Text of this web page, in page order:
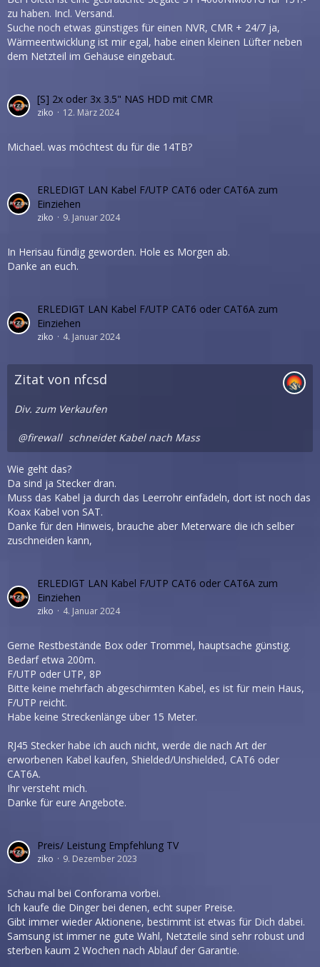
zu haben. Incl. Versand.
Suche noch etwas günstiges für einen NVR, CMR + 24/7 ja,
Wärmeentwicklung ist mir egal, habe einen kleinen Lüfter neben
dem Netzteil im Gehäuse eingebaut.
[S] 2x oder 3x 3.5" NAS HDD mit CMR
ziko 12. März 2024
Michael. was möchtest du für die 14TB?
ERLEDIGT LAN Kabel F/UTP CAT6 oder CAT6A zum
Einziehen
ziko 9. Januar 2024
In Herisau fündig geworden. Hole es Morgen ab.
Danke an euch.
ERLEDIGT LAN Kabel F/UTP CAT6 oder CAT6A zum
Einziehen
ziko 4. Januar 2024
Zitat von nfcsd
Div. zum Verkaufen
firewall schneidet Kabel nach Mass
Wie geht das?
Da sind ja Stecker dran.
Muss das Kabel ja durch das Leerrohr einfädeln, dort ist noch das
Koax Kabel von SAT.
Danke für den Hinweis, brauche aber Meterware die ich selber
zuschneiden kann,
ERLEDIGT LAN Kabel F/UTP CAT6 oder CAT6A zum
Einziehen
ziko 4. Januar 2024
Gerne Restbestände Box oder Trommel, hauptsache günstig.
Bedarf etwa 200m.
F/UTP oder UTP, 8P
Bitte keine mehrfach abgeschirmten Kabel, es ist für mein Haus,
F/UTP reicht.
Habe keine Streckenlänge über 15 Meter.
RJ45 Stecker habe ich auch nicht, werde die nach Art der
erworbenen Kabel kaufen, Shielded/Unshielded, CAT6 oder
CAT6A.
Ihr versteht mich.
Danke für eure Angebote.
Preis/ Leistung Empfehlung TV
ziko 9. Dezember 2023
Schau mal bei Conforama vorbei.
Ich kaufe die Dinger bei denen, echt super Preise.
Gibt immer wieder Aktionene, bestimmt ist etwas für Dich dabei.
Samsung ist immer ne gute Wahl, Netzteile sind sehr robust und
sterben kaum 2 Wochen nach Ablauf der Garantie.